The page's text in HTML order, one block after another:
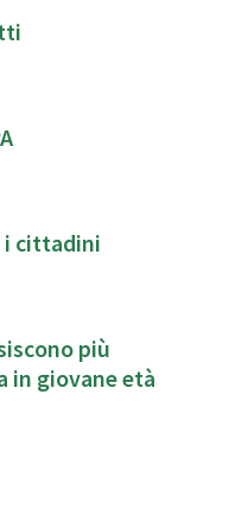
cittadini
più
in giovane età